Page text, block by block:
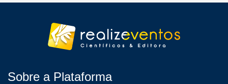
Sobre a Plataforma